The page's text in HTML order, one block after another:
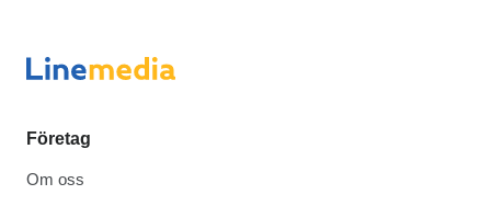
Företag
Om oss